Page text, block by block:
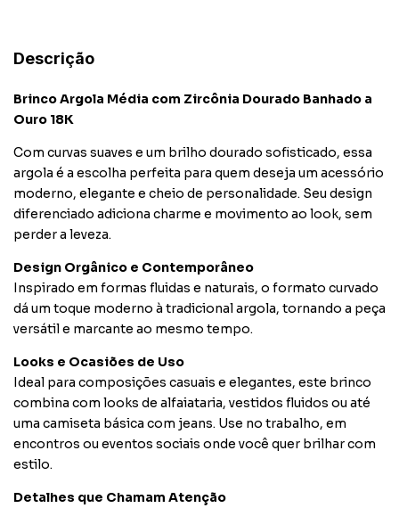
Descrição
Brinco Argola Média com Zircônia Dourado Banhado a
Ouro 18K
Com curvas suaves e um brilho dourado sofisticado, essa
argola é a escolha perfeita para quem deseja um acessório
moderno, elegante e cheio de personalidade. Seu design
diferenciado adiciona charme e movimento ao look, sem
perder a leveza.
Design Orgânico e Contemporâneo
Inspirado em formas fluidas e naturais, o formato curvado
dá um toque moderno à tradicional argola, tornando a peça
versátil e marcante ao mesmo tempo.
Looks e Ocasiões de Uso
Ideal para composições casuais e elegantes, este brinco
combina com looks de alfaiataria, vestidos fluidos ou até
uma camiseta básica com jeans. Use no trabalho, em
encontros ou eventos sociais onde você quer brilhar com
estilo.
Detalhes que Chamam Atenção